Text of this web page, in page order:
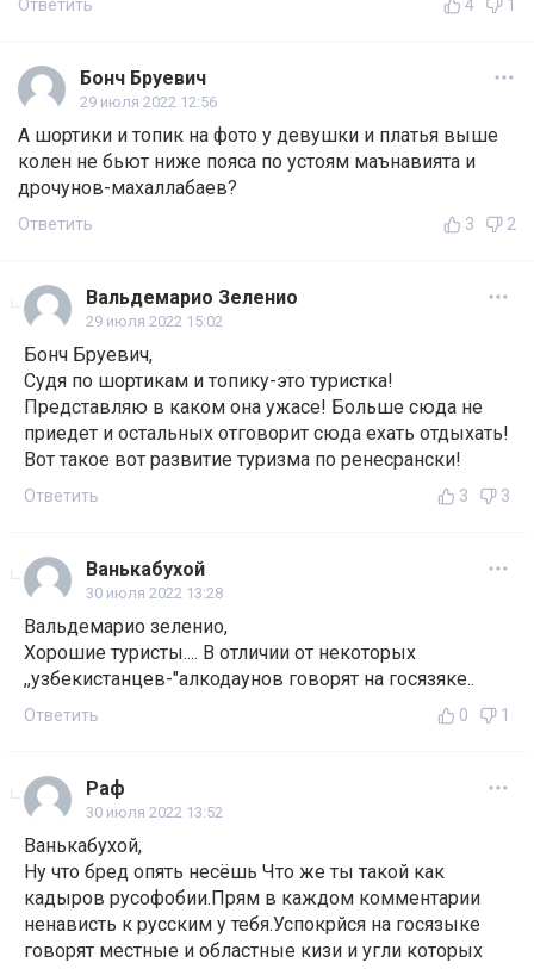
Ответить 4 1
Бонч Бруевич
29 июля 2022 12:56
А шортики и топик на фото у девушки и платья выше
колен не бьют ниже пояса по устоям маънавията и
дрочунов-махаллабаев?
Ответить 3 2
Вальдемарио Зеленио
29 июля 2022 15:02
Бонч Бруевич,
Судя по шортикам и топику-это туристка!
Представляю в каком она ужасе! Больше сюда не
приедет и остальных отговорит сюда ехать отдыхать!
Вот такое вот развитие туризма по ренесрански!
Ответить 3 3
Ванькабухой
30 июля 2022 13:28
Вальдемарио зеленио,
Хорошие туристы.... В отличии от некоторых
,,узбекистанцев-"алкодаунов говорят на госязяке..
Ответить 0 1
Раф
30 июля 2022 13:52
Ванькабухой,
Ну что бред опять несёшь Что же ты такой как
кадыров русофобии.Прям в каждом комментарии
ненависть к русским у тебя.Успокрйся на госязыке
говорят местные и областные кизи и угли которых